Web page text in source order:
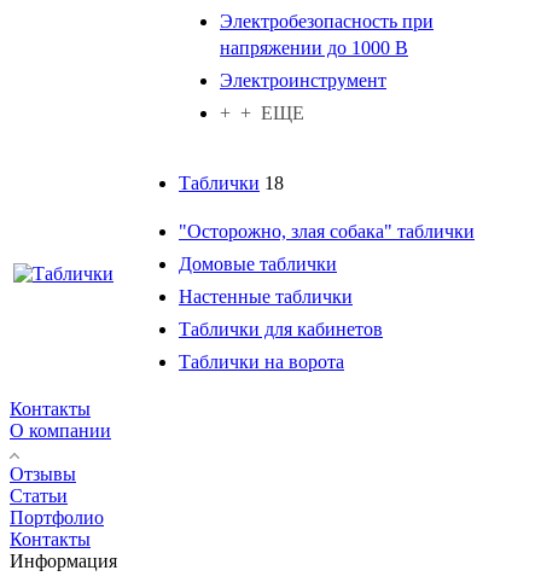
Электробезопасность при
напряжении до 1000 В
Электроинструмент
+ + ЕЩЕ
Таблички 18
"Осторожно, злая собака" таблички
Домовые таблички
Настенные таблички
Таблички для кабинетов
Таблички на ворота
Контакты
О компании
Отзывы
Статьи
Портфолио
Контакты
Информация